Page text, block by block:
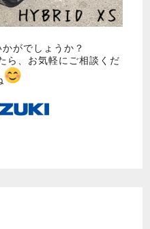
がでしょうか？
ら、お気軽にご相談くだ